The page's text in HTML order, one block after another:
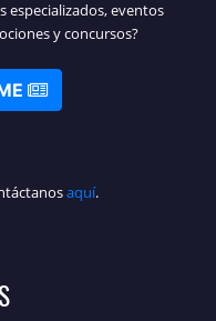
especializados, eventos
y concursos?
aquí.